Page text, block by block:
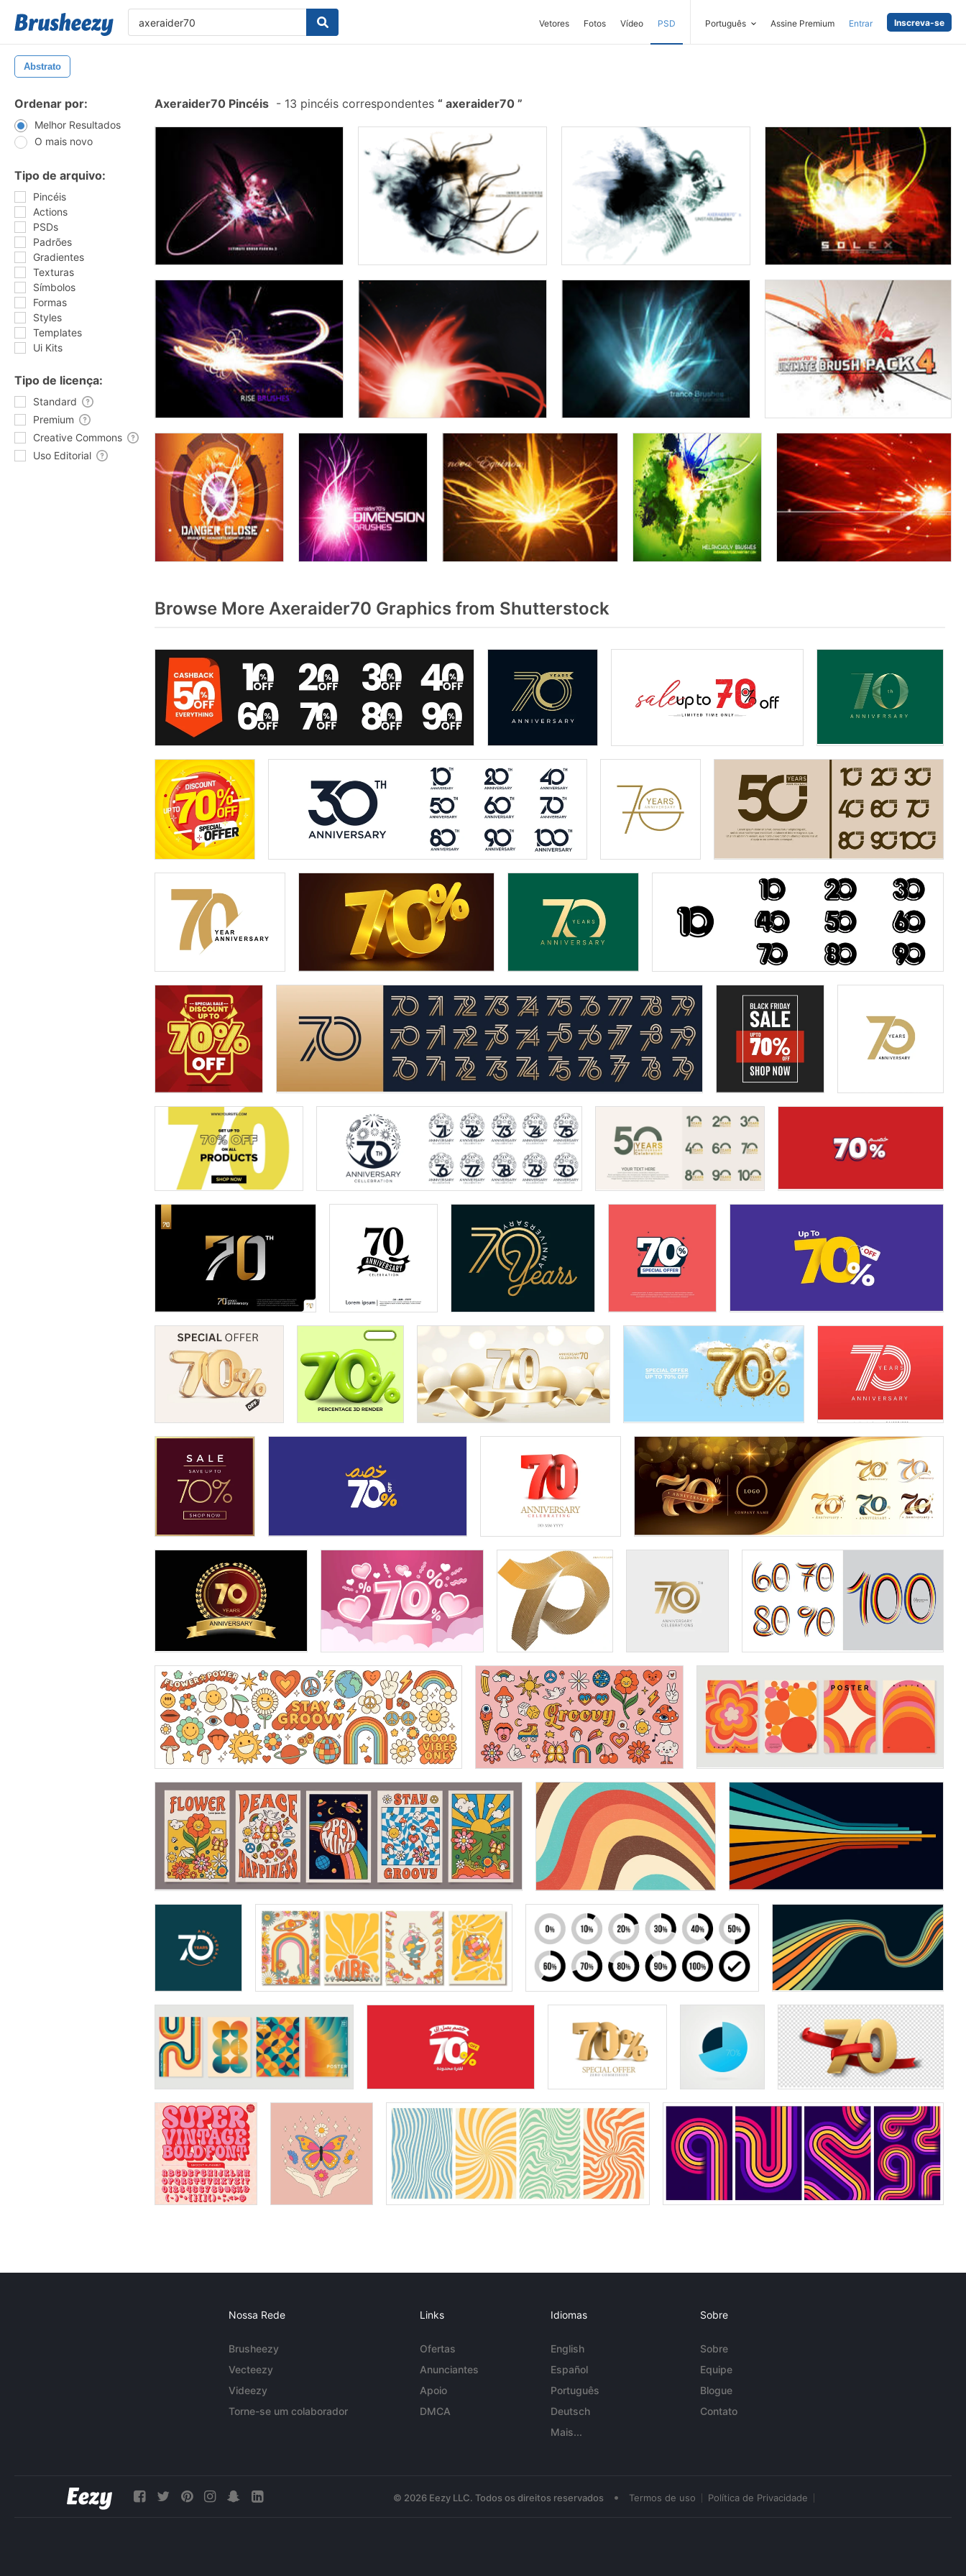
Vetores Fotos Vídeo PSD Português Assine Premium Entrar Inscreva-se
Abstrato
Ordenar por:
Melhor Resultados
O mais novo
Tipo de arquivo:
Pincéis
Actions
PSDs
Padrões
Gradientes
Texturas
Símbolos
Formas
Styles
Templates
Ui Kits
Tipo de licença:
Standard
Premium
Creative Commons
Uso Editorial
Axeraider70 Pincéis - 13 pincéis correspondentes axeraider70
Browse More Axeraider70 Graphics from Shutterstock
Nossa Rede
Brusheezy
Vecteezy
Videezy
Torne-se um colaborador
Links
Ofertas
Anunciantes
Apoio
DMCA
Idiomas
English
Español
Português
Deutsch
Mais...
Sobre
Sobre
Equipe
Blogue
Contato
© 2026 Eezy LLC. Todos os direitos reservados • Termos de uso Política de Privacidade